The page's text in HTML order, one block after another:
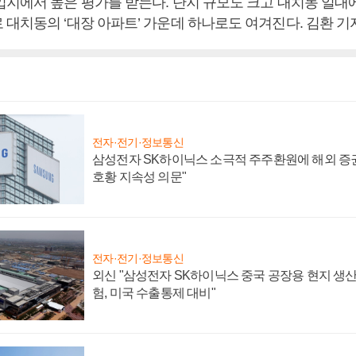
치동의 ‘대장 아파트’ 가운데 하나로도 여겨진다. 김환 기
전자·전기·정보통신
삼성전자 SK하이닉스 소극적 주주환원에 해외 증
호황 지속성 의문"
전자·전기·정보통신
외신 "삼성전자 SK하이닉스 중국 공장용 현지 생
험, 미국 수출통제 대비"